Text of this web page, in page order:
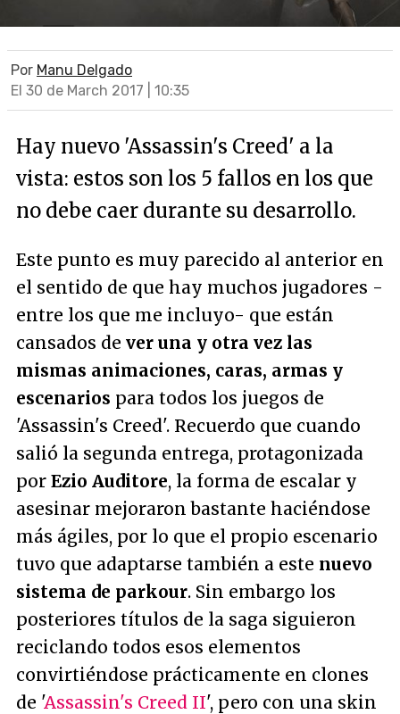
Por Manu Delgado
El 30 de March 2017 | 10:35
Hay nuevo 'Assassin's Creed' a la
vista: estos son los 5 fallos en los que
no debe caer durante su desarrollo.
Este punto es muy parecido al anterior en
el sentido de que hay muchos jugadores -
entre los que me incluyo- que están
cansados de ver una y otra vez las
mismas animaciones, caras, armas y
escenarios para todos los juegos de
'Assassin's Creed'. Recuerdo que cuando
salió la segunda entrega, protagonizada
por Ezio Auditore, la forma de escalar y
asesinar mejoraron bastante haciéndose
más ágiles, por lo que el propio escenario
tuvo que adaptarse también a este nuevo
sistema de parkour. Sin embargo los
posteriores títulos de la saga siguieron
reciclando todos esos elementos
convirtiéndose prácticamente en clones
de 'Assassin's Creed II', pero con una skin